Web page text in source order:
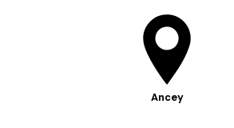
Ancey